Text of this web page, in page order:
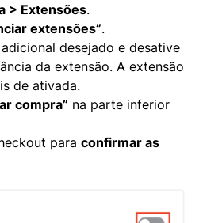
> Extensões.
extensões”.
desejado e desative
da extensão. A extensão
de ativada.
compra” na parte inferior
para confirmar as